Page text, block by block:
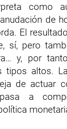
como
de
El
sí, pero
y, por
tipos altos.
de actuar
a